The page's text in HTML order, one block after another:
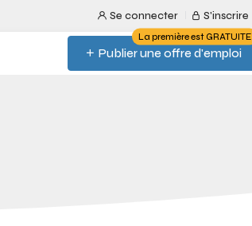
Se connecter S'inscrire
Publier une offre d'emploi
La première est GRATUITE